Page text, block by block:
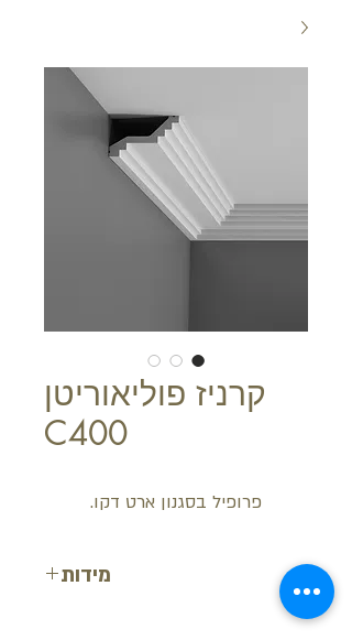
קרניז פוליאוריטן
C400
פרופיל בסגנון ארט דקו.
מידות